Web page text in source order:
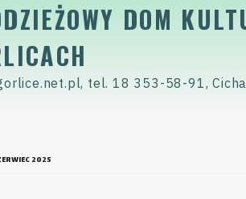
DOM
tel. 18 353-58-91,
2025